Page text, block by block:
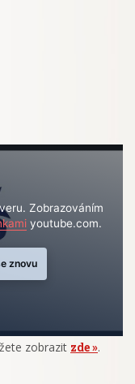
Zobrazováním
youtube.com.
znovu
zobrazit zde .